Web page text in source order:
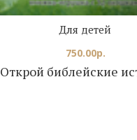
Открой библейские
Для детей
750.00р.